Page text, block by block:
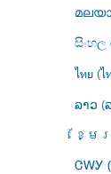
සිංහල
ไทย (ไ
ລາວ (
ខ្មែ
ᏣᎳᎩ